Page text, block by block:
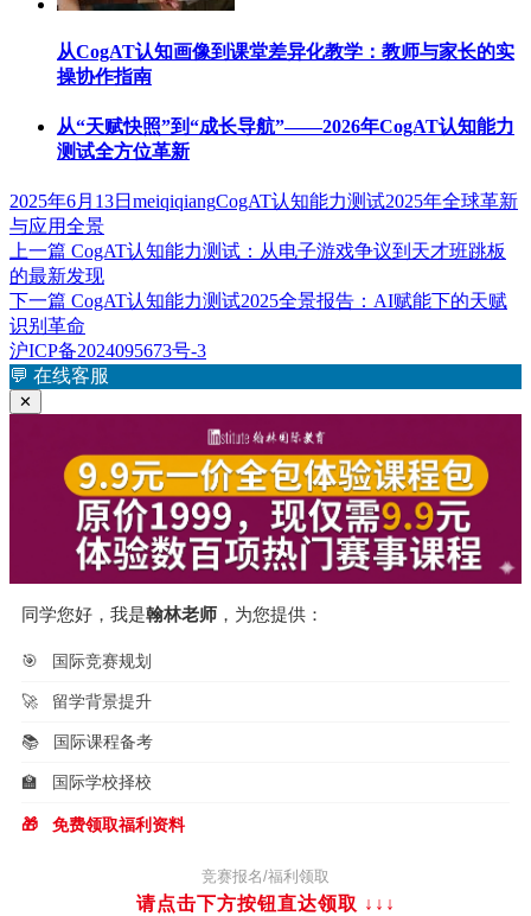
从CogAT认知画像到课堂差异化教学：教师与家长的实
操协作指南
从“天赋快照”到“成长导航”——2026年CogAT认知能力
测试全方位革新
发
布
于
2025年6月13日 作
meiqiqiang标
CogAT认知能力测试2025年全球革新
与应用全景
文
章
导
航
上一篇 上
篇
文
章：
CogAT认知能力测试：从电子游戏争议到天才班跳板
的最新发现
下一篇 下
篇
文
章：
CogAT认知能力测试2025全景报告：AI赋能下的天赋
识别革命
沪ICP备2024095673号-3
💬 在线客服
✕
同学您好，我是翰林老师 ，为您提供：
🎯 国际竞赛规划
🚀 留学背景提升
📚 国际课程备考
🏫 国际学校择校
🎁 免费领取福利资料
竞赛报名/福利领取
请点击下方按钮直达领取 ↓↓↓